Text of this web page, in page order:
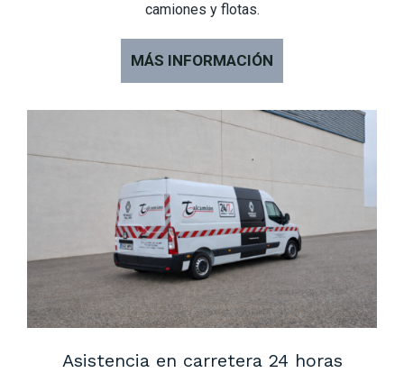
camiones y flotas.
MÁS INFORMACIÓN
Asistencia en carretera 24 horas